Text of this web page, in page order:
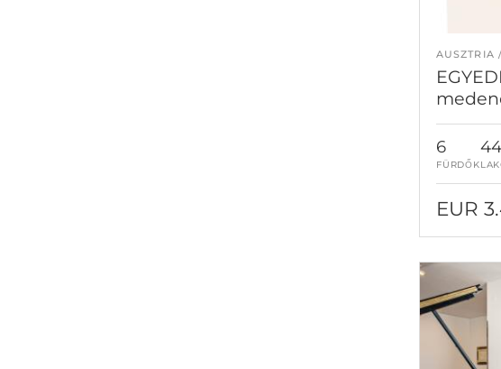
AUSZTRIA
6
FÜRDŐK
EUR